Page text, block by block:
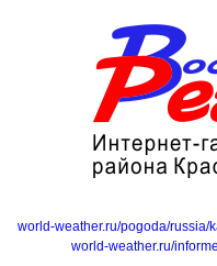
world-weather.ru/pogoda/russia/
world-weather.ru/